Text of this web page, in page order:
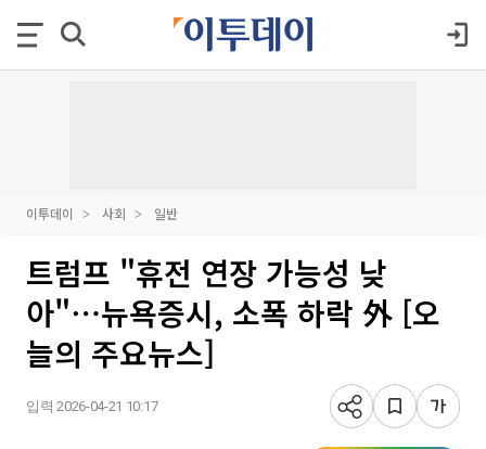
이투데이 사회 일반
트럼프 "휴전 연장 가능성 낮
아"⋯뉴욕증시, 소폭 하락 外 [오
늘의 주요뉴스]
입력 2026-04-21 10:17